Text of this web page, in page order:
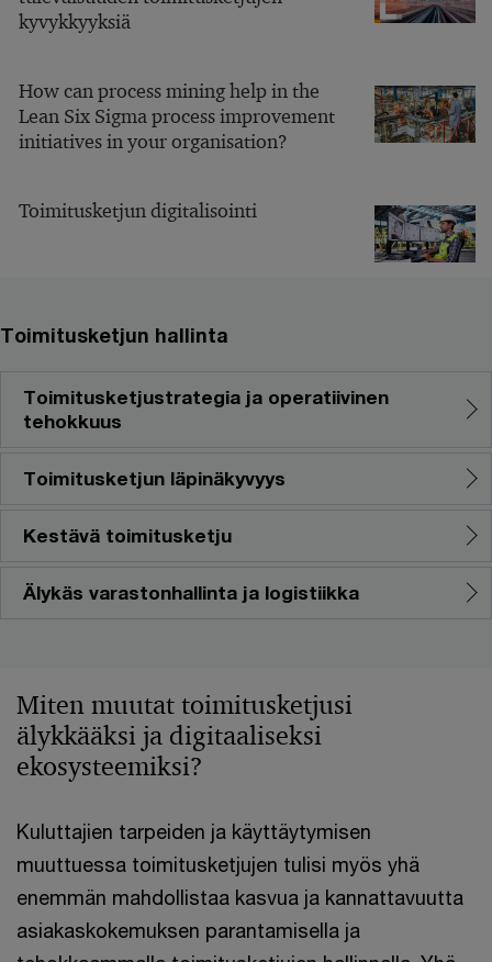
kyvykkyyksiä
How can process mining help in the
Lean Six Sigma process improvement
initiatives in your organisation?
Toimitusketjun digitalisointi
Toimitusketjun hallinta
Toimitusketjustrategia ja operatiivinen
tehokkuus
Toimitusketjun läpinäkyvyys
Kestävä toimitusketju
Älykäs varastonhallinta ja logistiikka
Miten muutat toimitusketjusi
älykkääksi ja digitaaliseksi
ekosysteemiksi?
Kuluttajien tarpeiden ja käyttäytymisen
muuttuessa toimitusketjujen tulisi myös yhä
enemmän mahdollistaa kasvua ja kannattavuutta
asiakaskokemuksen parantamisella ja